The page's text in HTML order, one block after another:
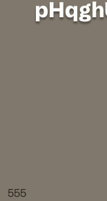
555